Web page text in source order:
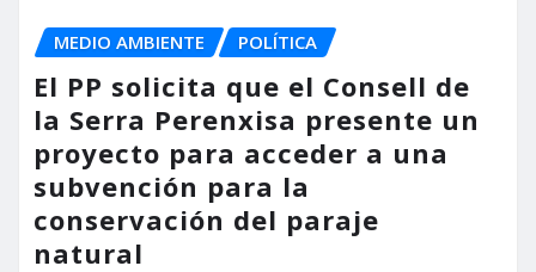
MEDIO AMBIENTE POLÍTICA
El PP solicita que el Consell de
la Serra Perenxisa presente un
proyecto para acceder a una
subvención para la
conservación del paraje
natural